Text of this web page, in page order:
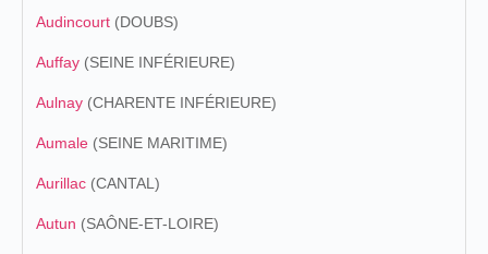
Audincourt (DOUBS)
Auffay (SEINE INFÉRIEURE)
Aulnay (CHARENTE INFÉRIEURE)
Aumale (SEINE MARITIME)
Aurillac (CANTAL)
Autun (SAÔNE-ET-LOIRE)